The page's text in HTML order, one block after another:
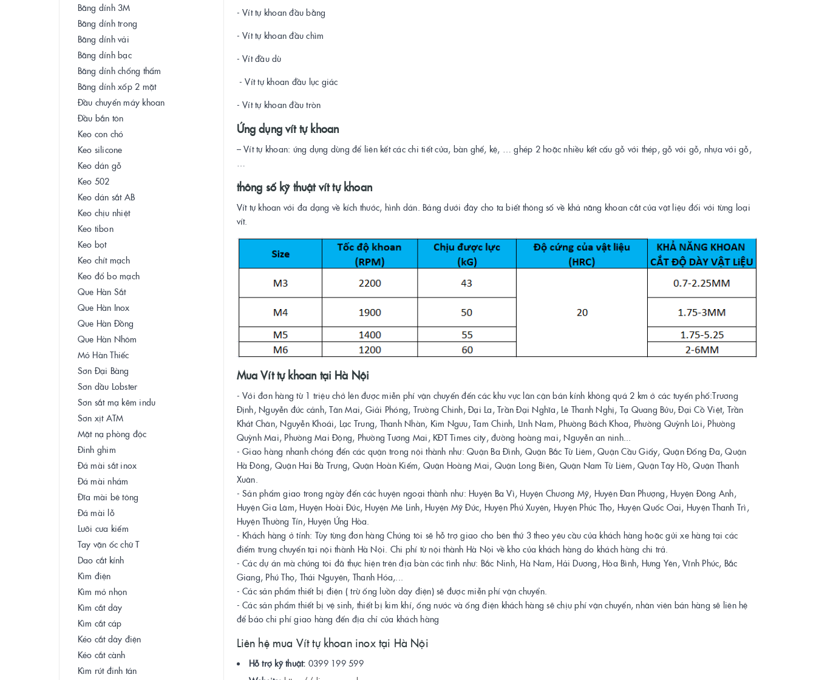
- Vít tự khoan đầu bằng
- Vít tự khoan đầu chìm
- Vít đầu dù
- Vít tự khoan đầu lục giác
- Vít tự khoan đầu tròn
Ứng dụng vít tự khoan
– Vít tự khoan: ứng dụng dùng để liên kết các chi tiết cửa, bàn ghế, kệ, … ghép 2 hoặc nhiều kết cấu gỗ với thép, gỗ với gỗ, nhựa với gỗ,
thông số kỹ thuật vít tự khoan
Vít tự khoan với đa dạng về kích thước, hình dán. Bảng dưới đây cho ta biết thông số về khả năng khoan cắt của vật liệu đối với từng loại
vít.
Mua Vít tự khoan tại Hà Nội
- Với đơn hàng từ 1 triệu chở lên được miễn phí vận chuyển đến các khu vực lân cận bán kính không quá 2 km ở các tuyến phố:Trương
Định, Nguyễn đức cảnh, Tân Mai, Giải Phóng, Trường Chinh, Đại La, Trần Đại Nghĩa, Lê Thanh Nghị, Tạ Quang Bửu, Đại Cồ Việt, Trần
Khát Chân, Nguyễn Khoái, Lạc Trung, Thanh Nhàn, Kim Ngưu, Tam Chinh, Lĩnh Nam, Phường Bách Khoa, Phường Quỳnh Lôi, Phường
Quỳnh Mai, Phường Mai Động, Phường Tương Mai, KĐT Times city, đường hoàng mai, Nguyễn an ninh...
- Giao hàng nhanh chóng đến các quận trong nội thành như: Quận Ba Đình, Quận Bắc Từ Liêm, Quận Cầu Giấy, Quận Đống Đa, Quận
Hà Đông, Quận Hai Bà Trưng, Quận Hoàn Kiếm, Quận Hoàng Mai, Quận Long Biên, Quận Nam Từ Liêm, Quận Tây Hồ, Quận Thanh
Xuân.
- Sản phẩm giao trong ngày đến các huyện ngoại thành như: Huyện Ba Vì, Huyện Chương Mỹ, Huyện Đan Phượng, Huyện Đông Anh,
Huyện Gia Lâm, Huyện Hoài Đức, Huyện Mê Linh, Huyện Mỹ Đức, Huyện Phú Xuyên, Huyện Phúc Thọ, Huyện Quốc Oai, Huyện Thanh Trì,
Huyện Thường Tín, Huyện Ứng Hòa.
- Khách hàng ở tỉnh: Tùy từng đơn hàng Chúng tôi sẽ hỗ trợ giao cho bên thứ 3 theo yêu cầu của khách hàng hoặc gửi xe hàng tại các
điểm trung chuyển tại nội thành Hà Nội. Chi phí từ nội thành Hà Nội về kho của khách hàng do khách hàng chi trả.
- Các dự án mà chúng tôi đã thực hiện trên địa bàn các tình như: Bắc Ninh, Hà Nam, Hải Dương, Hòa Bình, Hưng Yên, Vĩnh Phúc, Bắc
Giang, Phú Thọ, Thái Nguyên, Thanh Hóa,...
- Các sản phẩm thiết bị điện ( trừ ống luồn dây điện) sẽ được miễn phí vận chuyển.
- Các sản phẩm thiết bị vệ sinh, thiết bị kim khí, ống nước và ống điện khách hàng sẽ chịu phí vận chuyển, nhân viên bán hàng sẽ liên hệ
để báo chi phí giao hàng đến địa chỉ của khách hàng
Liên hệ mua Vít tự khoan inox tại Hà Nội
Hỗ trợ kỹ thuật: 0399 199 599
Băng dính 3M
Băng dính trong
Băng dính vải
Băng dính bạc
Băng dính chống thấm
Băng dính xốp 2 mặt
Đầu chuyển máy khoan
Đầu bắn tôn
Keo con chó
Keo silicone
Keo dán gỗ
Keo 502
Keo dán sắt AB
Keo chịu nhiệt
Keo tibon
Keo bọt
Keo chít mạch
Keo đổ bo mạch
Que Hàn Sắt
Que Hàn Inox
Que Hàn Đồng
Que Hàn Nhôm
Mỏ Hàn Thiếc
Sơn Đại Bàng
Sơn dầu Lobster
Sơn sắt mạ kẽm indu
Sơn xịt ATM
Mặt nạ phòng độc
Đinh ghim
Đá mài sắt inox
Đá mài nhám
Đĩa mài bê tông
Đá mài lỗ
Lưỡi cưa kiếm
Tay vặn ốc chữ T
Dao cắt kính
Kìm điện
Kìm mỏ nhọn
Kìm cắt dây
Kìm cắt cáp
Kéo cắt dây điện
Kéo cắt cành
Kìm rút đinh tán